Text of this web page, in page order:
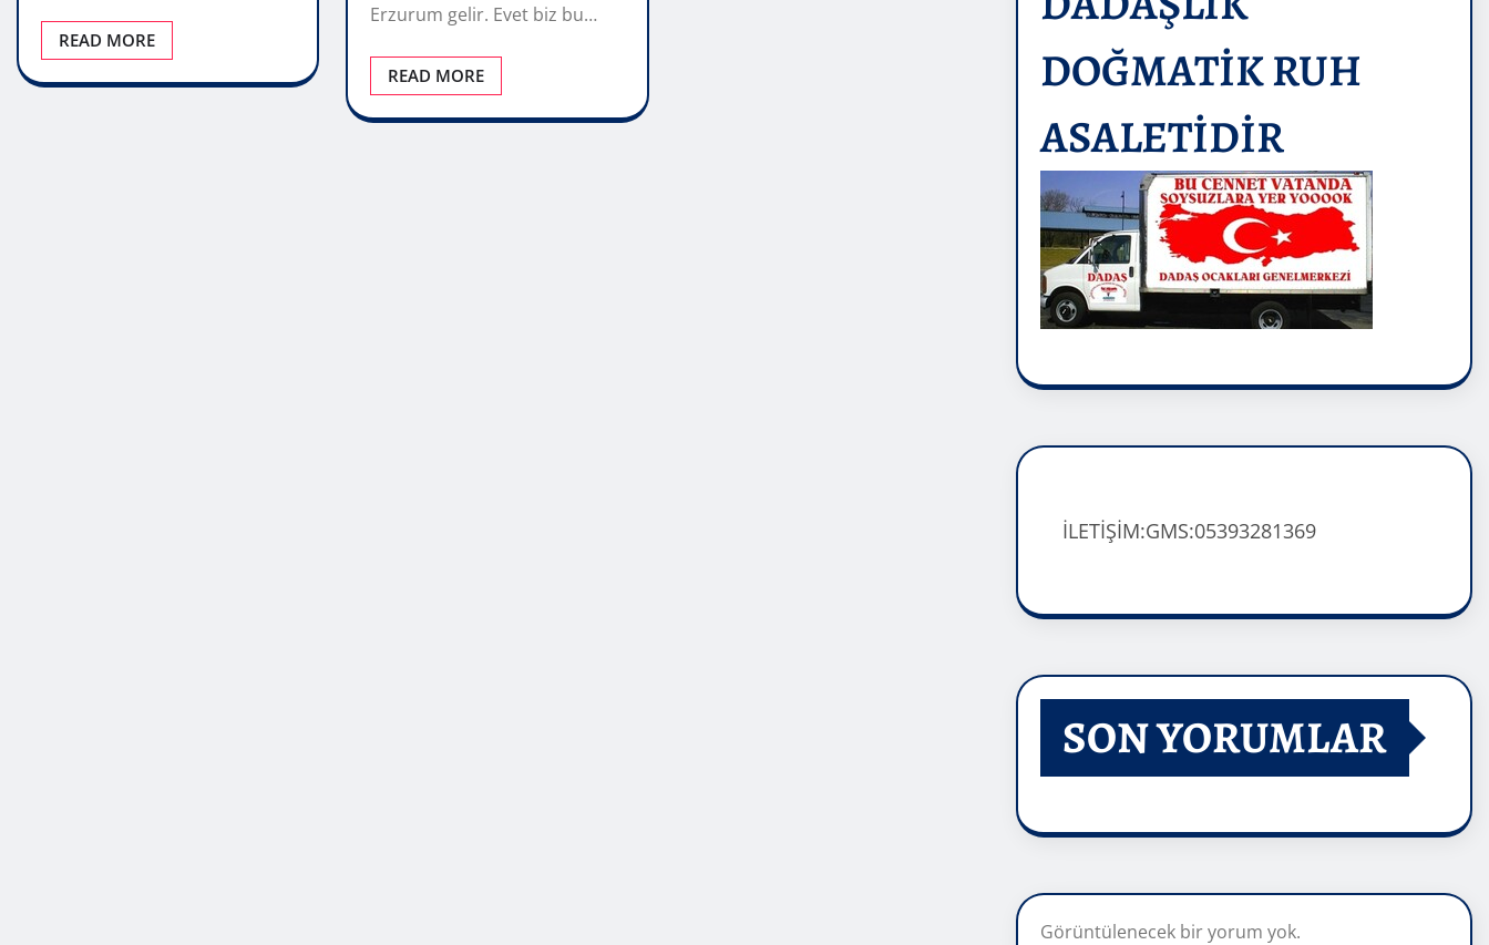
READ MORE
Erzurum gelir. Evet biz bu…
READ MORE
DOĞMATİK RUH
ASALETİDİR
İLETİŞİM:GMS:05393281369
SON YORUMLAR
Görüntülenecek bir yorum yok.